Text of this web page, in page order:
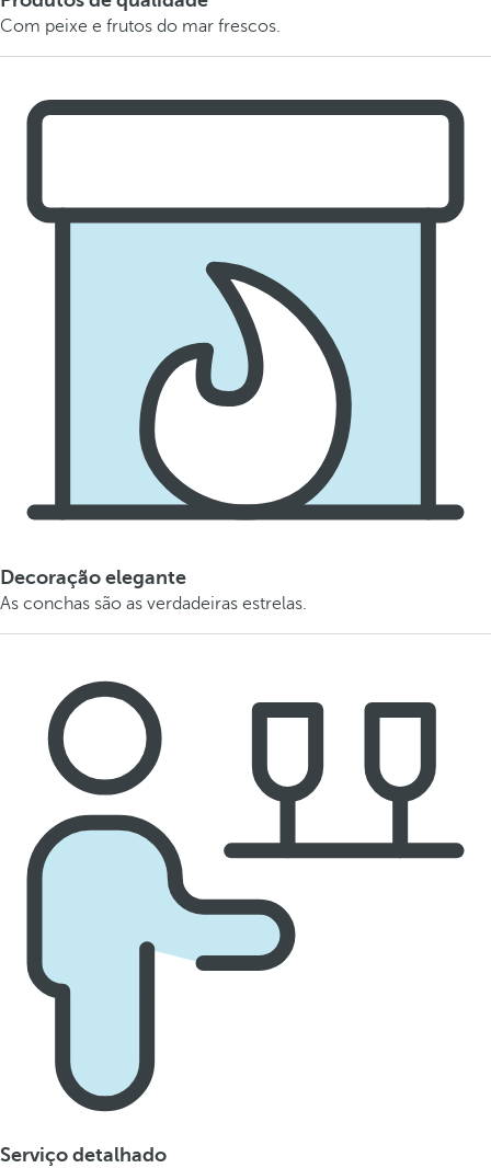
Com peixe e frutos do mar frescos.
Decoração elegante
As conchas são as verdadeiras estrelas.
Serviço detalhado